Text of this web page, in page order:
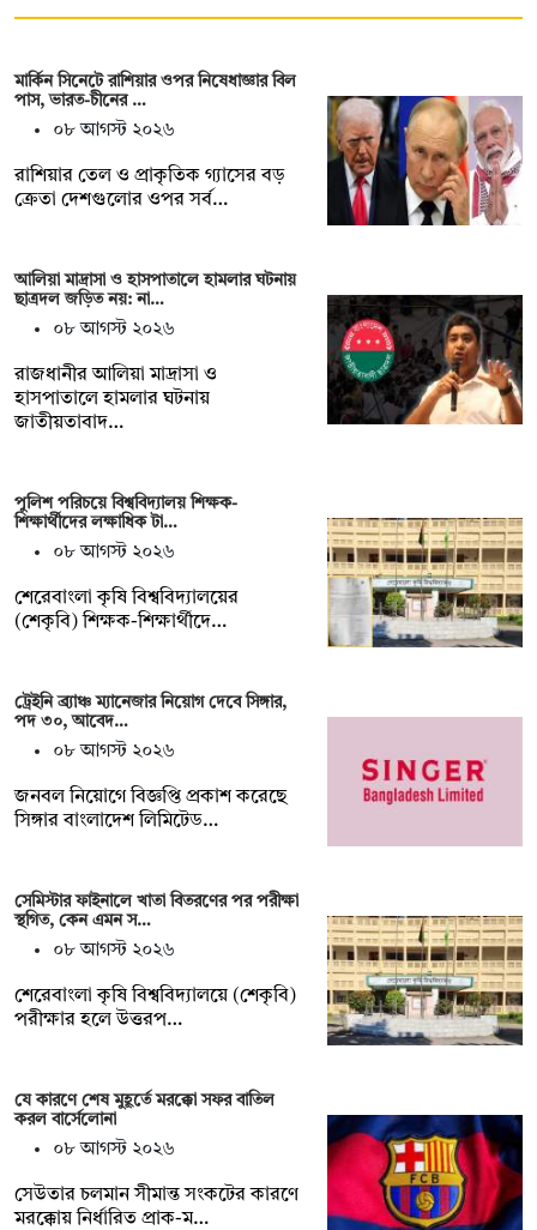
মার্কিন সিনেটে রাশিয়ার ওপর নিষেধাজ্ঞার বিল
পাস, ভারত-চীনের …
০৮ আগস্ট ২০২৬
রাশিয়ার তেল ও প্রাকৃতিক গ্যাসের বড়
ক্রেতা দেশগুলোর ওপর সর্ব…
আলিয়া মাদ্রাসা ও হাসপাতালে হামলার ঘটনায়
ছাত্রদল জড়িত নয়: না…
০৮ আগস্ট ২০২৬
রাজধানীর আলিয়া মাদ্রাসা ও
হাসপাতালে হামলার ঘটনায়
জাতীয়তাবাদ…
পুলিশ পরিচয়ে বিশ্ববিদ্যালয় শিক্ষক-
শিক্ষার্থীদের লক্ষাধিক টা…
০৮ আগস্ট ২০২৬
শেরেবাংলা কৃষি বিশ্ববিদ্যালয়ের
(শেকৃবি) শিক্ষক-শিক্ষার্থীদে…
ট্রেইনি ব্র্যাঞ্চ ম্যানেজার নিয়োগ দেবে সিঙ্গার,
পদ ৩০, আবেদ…
০৮ আগস্ট ২০২৬
জনবল নিয়োগে বিজ্ঞপ্তি প্রকাশ করেছে
সিঙ্গার বাংলাদেশ লিমিটেড…
সেমিস্টার ফাইনালে খাতা বিতরণের পর পরীক্ষা
স্থগিত, কেন এমন স…
০৮ আগস্ট ২০২৬
শেরেবাংলা কৃষি বিশ্ববিদ্যালয়ে (শেকৃবি)
পরীক্ষার হলে উত্তরপ…
যে কারণে শেষ মুহূর্তে মরক্কো সফর বাতিল
করল বার্সেলোনা
০৮ আগস্ট ২০২৬
সেউতার চলমান সীমান্ত সংকটের কারণে
মরক্কোয় নির্ধারিত প্রাক-ম…